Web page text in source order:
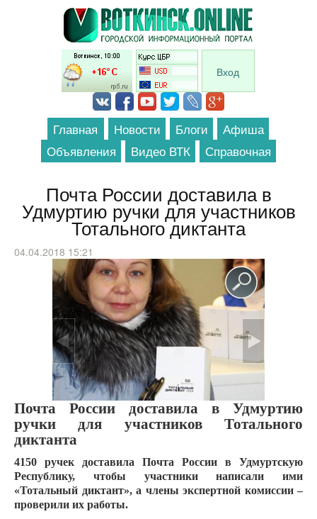
Перейти к основному содержанию
Вход
Главная Новости Блоги
Афиша
Объявления
Видео ВТК Справочная
Почта России доставила в
Удмуртию ручки для участников
Тотального диктанта
04.04.2018 15:21
Почта России доставила в Удмуртию
ручки для участников Тотального
диктанта
4150 ручек доставила Почта России в Удмуртскую
Республику, чтобы участники написали ими
«Тотальный диктант», а члены экспертной комиссии –
проверили их работы.